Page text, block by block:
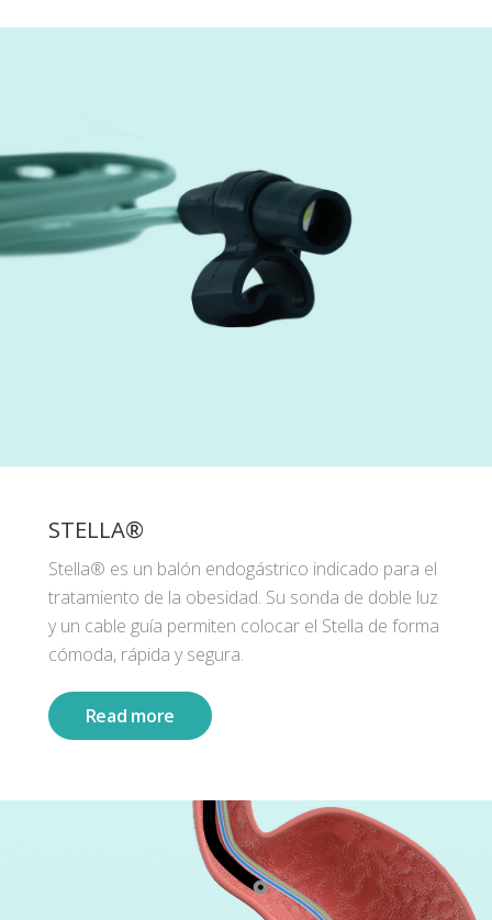
STELLA®
Stella® es un balón endogástrico indicado para el
tratamiento de la obesidad. Su sonda de doble luz
y un cable guía permiten colocar el Stella de forma
cómoda, rápida y segura.
Read more